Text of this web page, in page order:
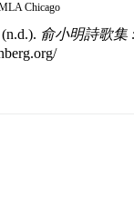
Chicago
俞小明詩歌集